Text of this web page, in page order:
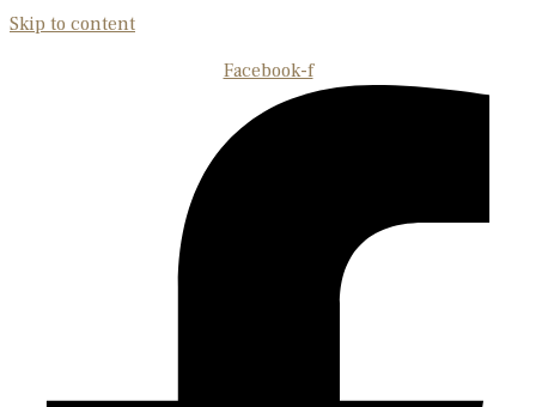
Skip to content
Facebook-f